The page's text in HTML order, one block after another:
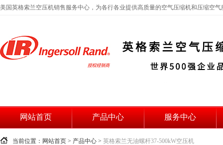
美国英格索兰空压机销售服务中心，为各行各业提供高质量的空气压缩机和压缩空气
网站首页 产品中心 服务中心
当前位置：网站首页 > 产品中心 > 英格索兰无油螺杆37-500kW空压机